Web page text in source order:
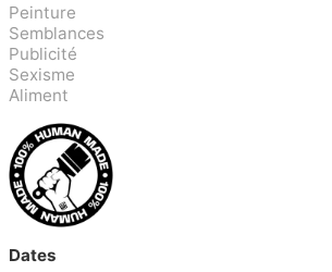
Peinture
Semblances
Publicité
Sexisme
Aliment
Dates